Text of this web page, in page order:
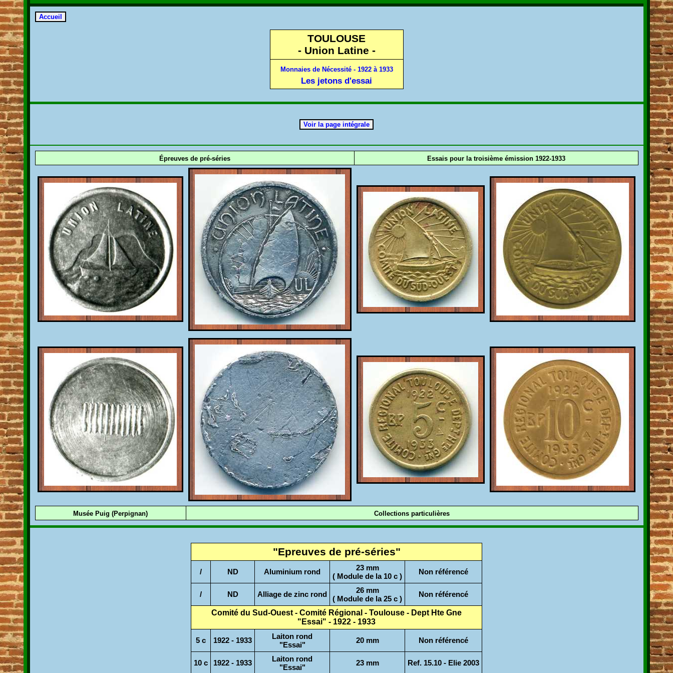
TOULOUSE
- Union Latine -
Monnaies de Nécessité - 1922 à 1933
Les jetons d'essai
Épreuves de pré-séries Essais pour la troisième émission 1922-1933
Musée Puig (Perpignan) Collections particulières
"Epreuves de pré-séries"
/ ND Aluminium rond
23 mm
( Module de la 10 c )
Non référencé
/ ND Alliage de zinc rond
26 mm
( Module de la 25 c )
Non référencé
Comité du Sud-Ouest - Comité Régional - Toulouse - Dept Hte Gne
"Essai" - 1922 - 1933
5 c 1922 - 1933
Laiton rond
"Essai"
20 mm Non référencé
10 c 1922 - 1933
Laiton rond
"Essai"
23 mm Ref. 15.10 - Elie 2003